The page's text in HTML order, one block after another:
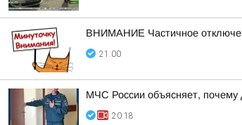
ВНИМАНИЕ Частичное
21:00
МЧС России объясняет, почему
20:18